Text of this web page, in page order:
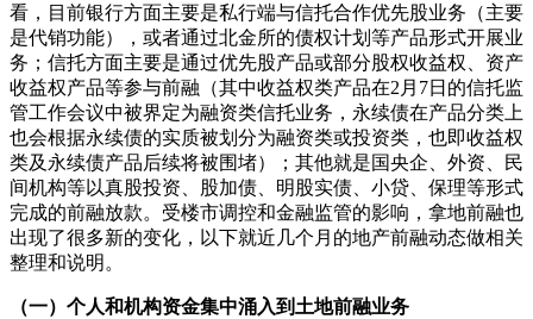
看，目前银行方面主要是私行端与信托合作优先股业务（主要
是代销功能），或者通过北金所的债权计划等产品形式开展业
务；信托方面主要是通过优先股产品或部分股权收益权、资产
收益权产品等参与前融（其中收益权类产品在2月7日的信托监
管工作会议中被界定为融资类信托业务，永续债在产品分类上
也会根据永续债的实质被划分为融资类或投资类，也即收益权
类及永续债产品后续将被围堵）；其他就是国央企、外资、民
间机构等以真股投资、股加债、明股实债、小贷、保理等形式
完成的前融放款。受楼市调控和金融监管的影响，拿地前融也
出现了很多新的变化，以下就近几个月的地产前融动态做相关
整理和说明。
（一）个人和机构资金集中涌入到土地前融业务